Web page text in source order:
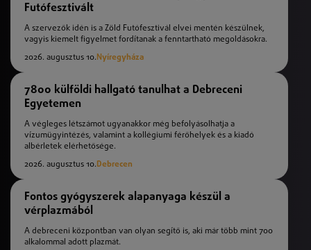
Futófesztivált
A szervezők idén is a Zöld Futófesztivál elvei mentén készülnek,
vagyis kiemelt figyelmet fordítanak a fenntartható megoldásokra.
2026. augusztus 10. Nyíregyháza
7800 külföldi hallgató tanulhat a Debreceni
Egyetemen
A végleges létszámot ugyanakkor még befolyásolhatja a
vízumügyintézés, valamint a kollégiumi férőhelyek és a kiadó
albérletek elérhetősége.
2026. augusztus 10.Debrecen
Fontos gyógyszerek alapanyaga készül a
vérplazmából
A debreceni központban van olyan segítő is, aki már több mint 700
alkalommal adott plazmát.